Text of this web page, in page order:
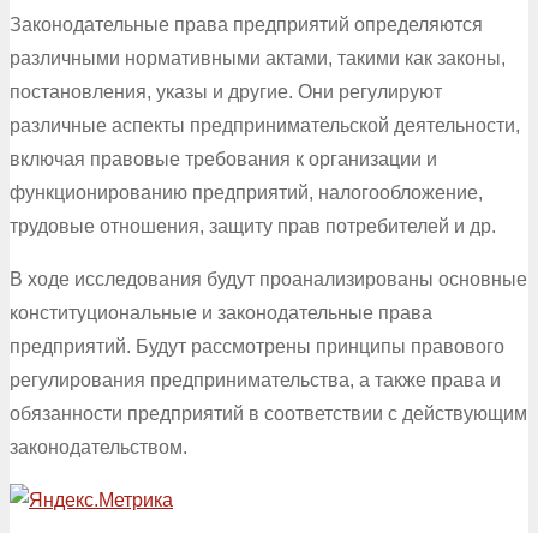
Законодательные права предприятий определяются
различными нормативными актами, такими как законы,
постановления, указы и другие. Они регулируют
различные аспекты предпринимательской деятельности,
включая правовые требования к организации и
функционированию предприятий, налогообложение,
трудовые отношения, защиту прав потребителей и др.
В ходе исследования будут проанализированы основные
конституциональные и законодательные права
предприятий. Будут рассмотрены принципы правового
регулирования предпринимательства, а также права и
обязанности предприятий в соответствии с действующим
законодательством.